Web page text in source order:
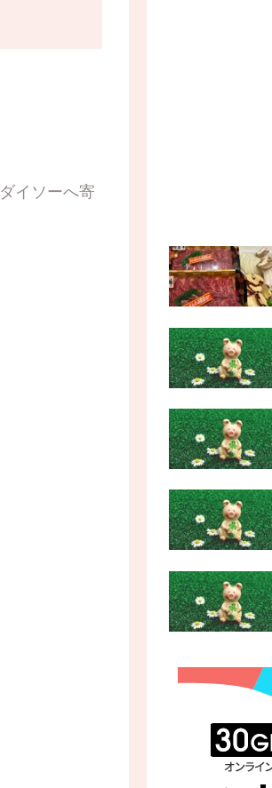
イソーへ寄